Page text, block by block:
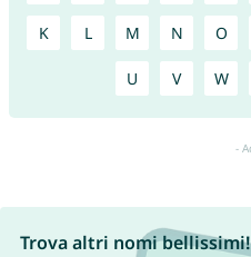
K L M N O
U V W
Trova altri nomi bellissimi!